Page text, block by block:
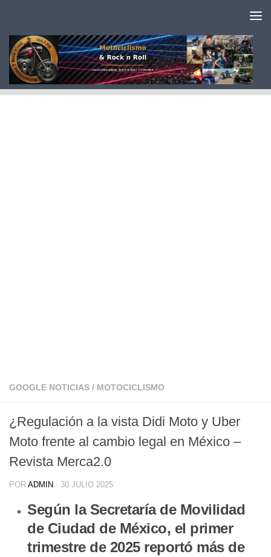
GOOGLE NOTICIAS / MOTOCICLISMO
¿Regulación a la vista Didi Moto y Uber
Moto frente al cambio legal en México –
Revista Merca2.0
POR ADMIN · 30 JULIO 2025
Según la Secretaría de Movilidad
de Ciudad de México, el primer
trimestre de 2025 reportó más de